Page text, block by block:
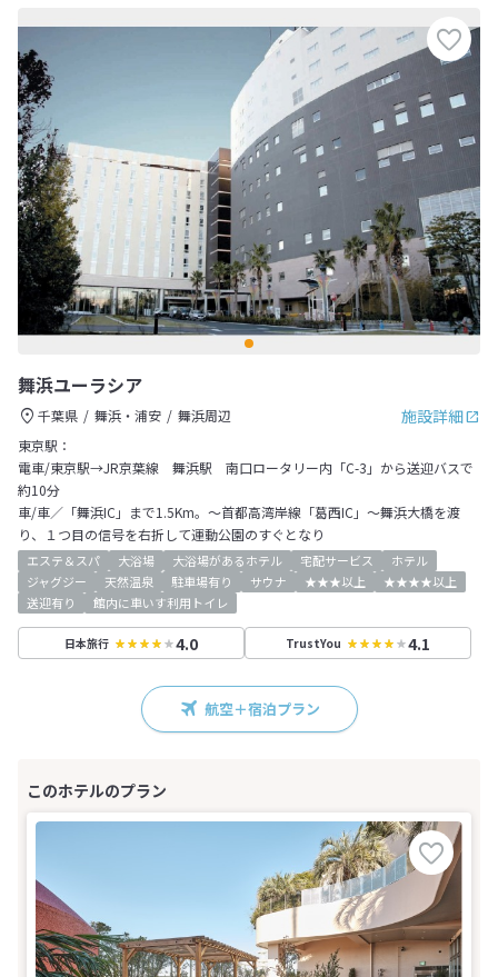
舞浜ユーラシア
施設詳細
千葉県 舞浜・浦安
舞浜周辺
東京駅：
電車/東京駅→JR京葉線 舞浜駅 南口ロータリー内「C-3」から送迎バスで
約10分
車/車／「舞浜IC」まで1.5Km。～首都高湾岸線「葛西IC」～舞浜大橋を渡
り、１つ目の信号を右折して運動公園のすぐとなり
エステ＆スパ 大浴場 大浴場があるホテル 宅配サービス
ホテル
ジャグジー
天然温泉 駐車場有り サウナ ★★★以上
★★★★以上
送迎有り
館内に車いす利用トイレ
日本旅行 4.0 TrustYou 4.1
航空＋宿泊プラン